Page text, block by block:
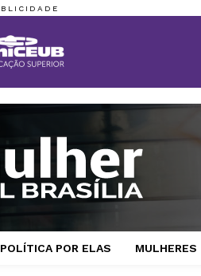
POLÍTICA POR ELAS MULHERES